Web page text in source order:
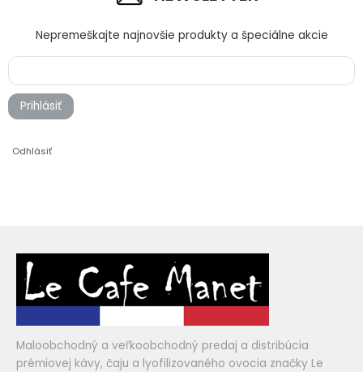
Nepremeškajte najnovšie produkty a špeciálne akcie
Prihlásiť
Odhlásiť
Maloobchodný a veľkoobchodný predaj a distribúcia
prémiovej kávy, čaju a lyofilizovaného ovocia značky Le